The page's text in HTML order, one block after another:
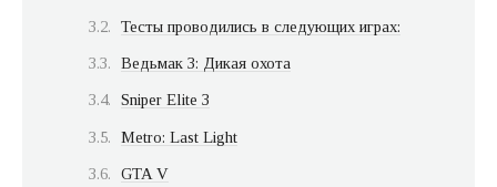
Тесты проводились в следующих играх:
Ведьмак 3: Дикая охота
Sniper Elite 3
Metro: Last Light
GTA V